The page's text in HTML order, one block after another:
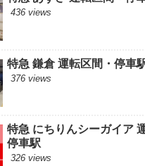
436 views
特急 鎌倉 運転区間・停車
376 views
特急 にちりんシーガイア
停車駅
326 views